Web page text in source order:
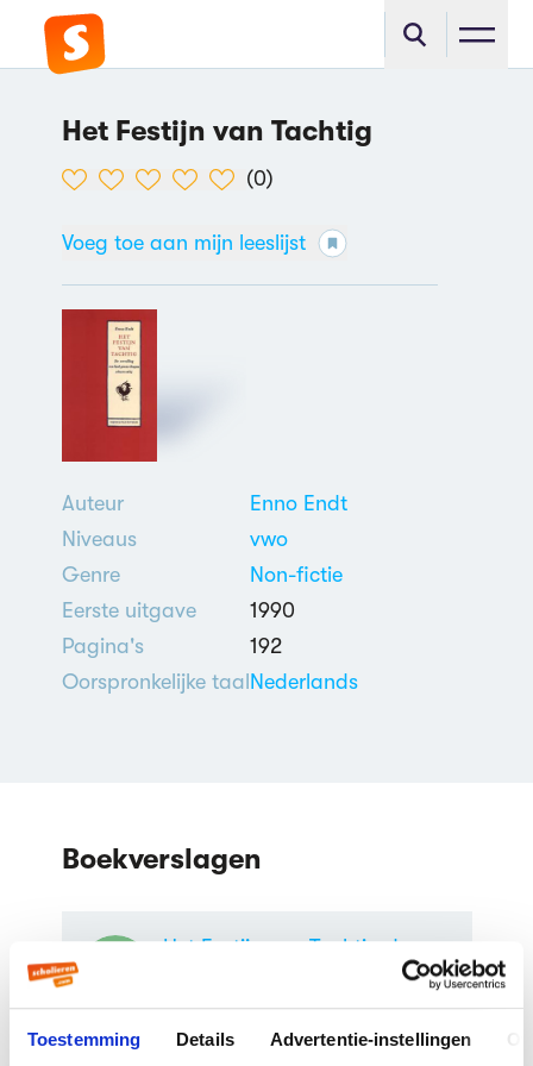
Toestemming Details Advertentie-instellingen
Het Festijn van Tachtig
(0)
Voeg toe aan mijn leeslijst
Auteur
Enno Endt
Niveaus
vwo
Genre
Non-fictie
Eerste uitgave
1990
Pagina's
192
Oorspronkelijke taal Nederlands
Boekverslagen
Het Festijn van Tachtig door
Boekverslag Nederlands door een